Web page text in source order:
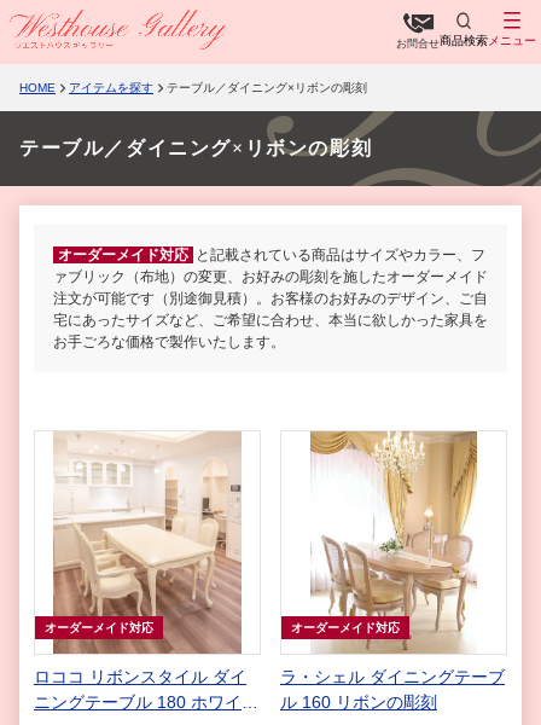
お問合せ商品検索 メニュー
HOME アイテムを探す テーブル／ダイニング×リボンの彫刻
テーブル／ダイニング×リボンの彫刻
オーダーメイド対応 と記載されている商品はサイズやカラー、フ
ァブリック（布地）の変更、お好みの彫刻を施したオーダーメイド
注文が可能です（別途御見積）。お客様のお好みのデザイン、ご自
宅にあったサイズなど、ご希望に合わせ、本当に欲しかった家具を
お手ごろな価格で製作いたします。
オーダーメイド対応
ロココ リボンスタイル ダイ
ニングテーブル 180 ホワイト
オーダーメイド対応
ラ・シェル ダイニングテーブ
ル 160 リボンの彫刻